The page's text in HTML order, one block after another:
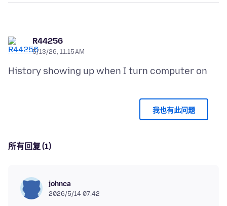
R44256
5/13/26, 11:15 AM
我也有此问题
所有回复 (1)
johnca
2026/5/14 07:42